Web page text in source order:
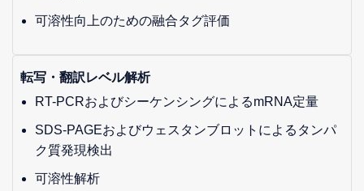
可溶性向上のための融合タグ評価
転写・翻訳レベル解析
RT-PCRおよびシーケンシングによるmRNA定量
SDS-PAGEおよびウェスタンブロットによるタンパ
ク質発現検出
可溶性解析